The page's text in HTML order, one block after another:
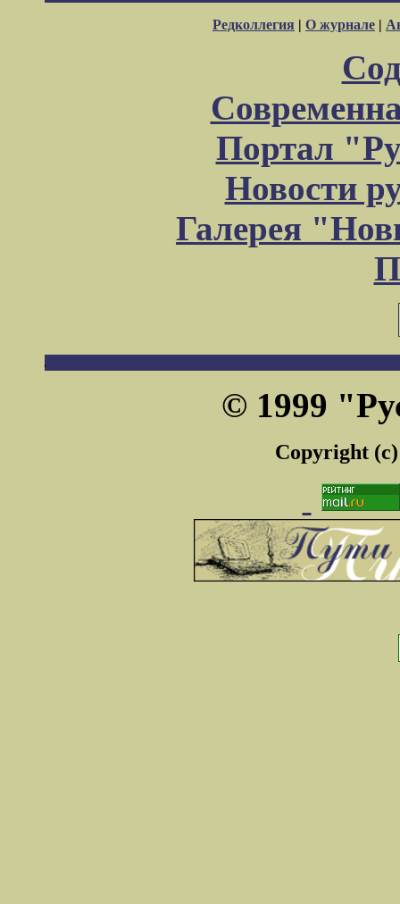
Редколлегия | О журнале |
Портал
Новости
Галерея
© 1999
Copyright